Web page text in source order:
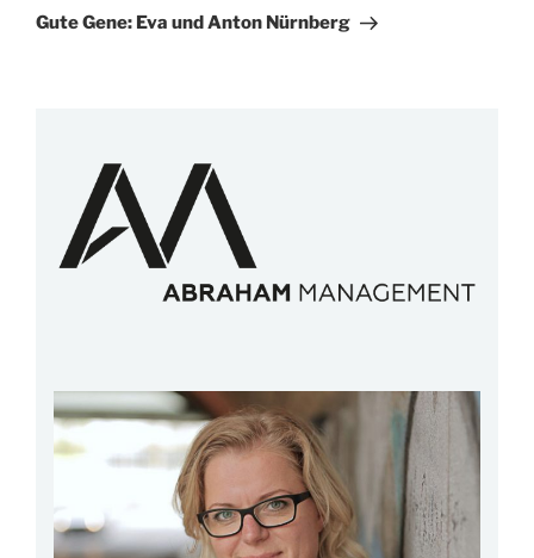
Beitrag
Gute Gene: Eva und Anton Nürnberg